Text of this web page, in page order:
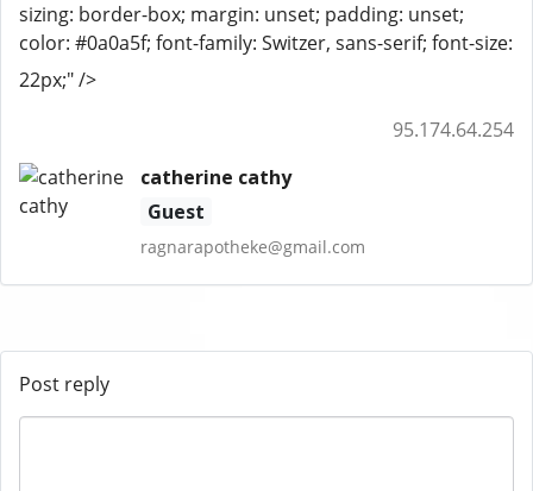
sizing: border-box; margin: unset; padding: unset;
color: #0a0a5f; font-family: Switzer, sans-serif; font-size:
22px;" />
95.174.64.254
catherine cathy
Guest
ragnarapotheke@gmail.com
Post reply